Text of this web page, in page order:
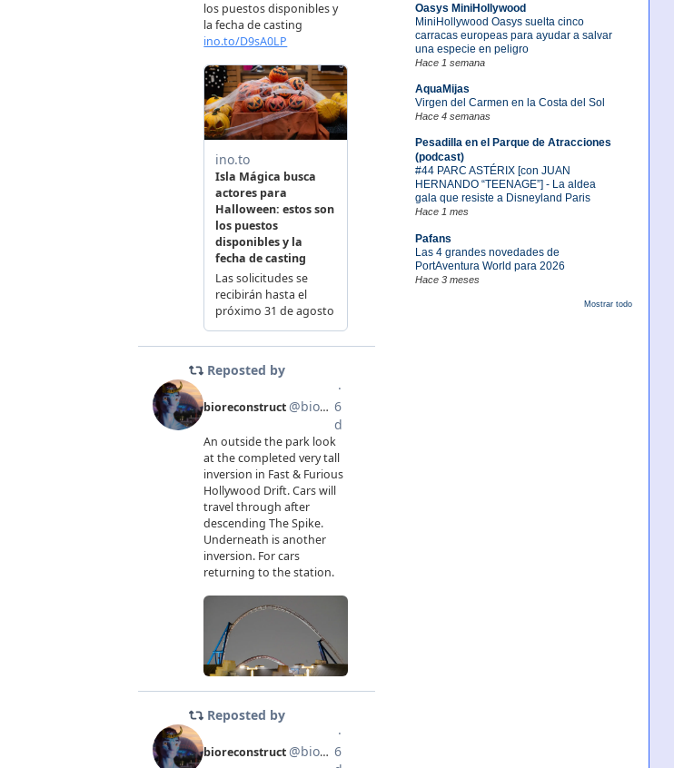
Oasys MiniHollywood
MiniHollywood Oasys suelta cinco
carracas europeas para ayudar a salvar
una especie en peligro
Hace 1 semana
AquaMijas
Virgen del Carmen en la Costa del Sol
Hace 4 semanas
Pesadilla en el Parque de Atracciones
(podcast)
#44 PARC ASTÉRIX [con JUAN
HERNANDO “TEENAGE”] - La aldea
gala que resiste a Disneyland Paris
Hace 1 mes
Pafans
Las 4 grandes novedades de
PortAventura World para 2026
Hace 3 meses
Mostrar todo